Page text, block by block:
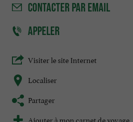
CONTACTER PAR EMAIL
APPELER
Visiter le site Internet
Localiser
Partager
Ajouter à mon carnet de voyage